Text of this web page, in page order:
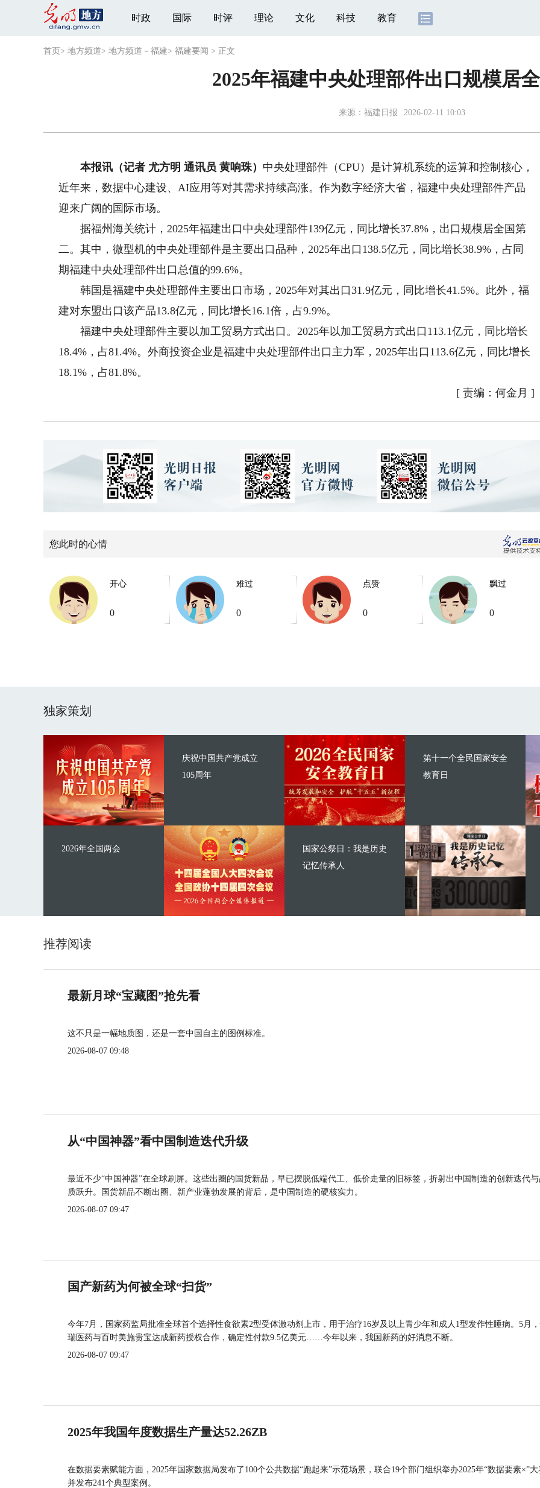
时政 国际 时评 理论 文化 科技 教育
首页 > 地方频道> 地方频道－福建> 福建要闻 > 正文
2025年福建中央处理部件出口规模居
来源： 福建日报 2026-02-11 10:03
本报讯（记者 尤方明 通讯员 黄响珠） 中央处理部件（CPU）是计算机系统的运算和控制核心，
近年来，数据中心建设、AI应用等对其需求持续高涨。作为数字经济大省，福建中央处理部件产品
迎来广阔的国际市场。
据福州海关统计，2025年福建出口中央处理部件139亿元，同比增长37.8%，出口规模居全国第
二。其中，微型机的中央处理部件是主要出口品种，2025年出口138.5亿元，同比增长38.9%，占同
期福建中央处理部件出口总值的99.6%。
韩国是福建中央处理部件主要出口市场，2025年对其出口31.9亿元，同比增长41.5%。此外，福
建对东盟出口该产品13.8亿元，同比增长16.1倍，占9.9%。
福建中央处理部件主要以加工贸易方式出口。2025年以加工贸易方式出口113.1亿元，同比增长
18.4%，占81.4%。外商投资企业是福建中央处理部件出口主力军，2025年出口113.6亿元，同比增长
18.1%，占81.8%。
[ 责编：何金月 ]
您此时的心情
开心
0
难过
0
点赞
0
飘过
0
独家策划
庆祝中国共产党成立
105周年
2026年全国两会
第十一个全民国家安全
教育日
国家公祭日：我是历史
记忆传承人
推荐阅读
最新月球“宝藏图”抢先看
这不只是一幅地质图，还是一套中国自主的图例标准。
2026-08-07 09:48
从“中国神器”看中国制造迭代升级
最近不少“中国神器”在全球刷屏。这些出圈的国货新品，早已摆脱低端代工、低价走量的旧标签，折射出中国制造的创新迭代
质跃升。国货新品不断出圈、新产业蓬勃发展的背后，是中国制造的硬核实力。
2026-08-07 09:47
国产新药为何被全球“扫货”
今年7月，国家药监局批准全球首个选择性食欲素2型受体激动剂上市，用于治疗16岁及以上青少年和成人1型发作性睡病。5月
瑞医药与百时美施贵宝达成新药授权合作，确定性付款9.5亿美元……今年以来，我国新药的好消息不断。
2026-08-07 09:47
2025年我国年度数据生产量达52.26ZB
在数据要素赋能方面，2025年国家数据局发布了100个公共数据“跑起来”示范场景，联合19个部门组织举办2025年“数据要素×”大
并发布241个典型案例。